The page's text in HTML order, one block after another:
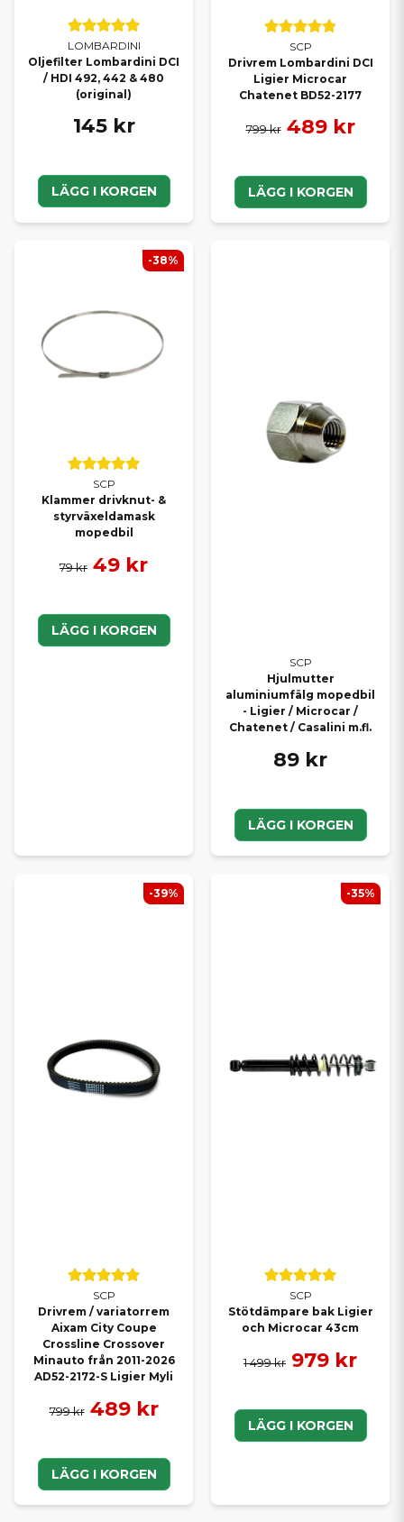
LOMBARDINI
Oljefilter Lombardini DCI
/ HDI 492, 442 & 480
(original)
145 kr
LÄGG I KORGEN
SCP
Drivrem Lombardini DCI
Ligier Microcar
Chatenet BD52-2177
799 kr 489 kr
LÄGG I KORGEN
SCP
Klammer drivknut- &
styrväxeldamask
mopedbil
79 kr 49 kr
LÄGG I KORGEN
-38%
SCP
Hjulmutter
aluminiumfälg mopedbil
- Ligier / Microcar /
Chatenet / Casalini m.fl.
89 kr
LÄGG I KORGEN
SCP
Drivrem / variatorrem
Aixam City Coupe
Crossline Crossover
Minauto från 2011-2026
AD52-2172-S Ligier Myli
799 kr 489 kr
LÄGG I KORGEN
-39%
SCP
Stötdämpare bak Ligier
och Microcar 43cm
1 499 kr 979 kr
LÄGG I KORGEN
-35%